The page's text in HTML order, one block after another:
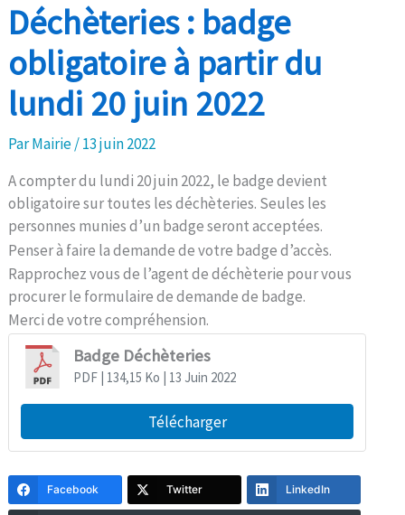
Déchèteries : badge
obligatoire à partir du
lundi 20 juin 2022
ParMairie/13 juin 2022
A compter du lundi 20 juin 2022, le badge devient
obligatoire sur toutes les déchèteries. Seules les
personnes munies d’un badge seront acceptées.
Penser à faire la demande de votre badge d’accès.
Rapprochez vous de l’agent de déchèterie pour vous
procurer le formulaire de demande de badge.
Merci de votre compréhension.
Badge Déchèteries
PDF| 134,15 Ko | 13 Juin 2022
Télécharger
Facebook Twitter LinkedIn